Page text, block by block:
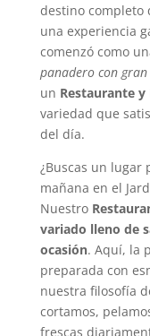
destino completo
una experiencia
comenzó como
panadero con
un Restaurante y
variedad que
del día.
¿Buscas un lugar
mañana en el
Nuestro
variado lleno de
ocasión. Aquí, la
preparada con
nuestra filosofía
cortamos,
frescas